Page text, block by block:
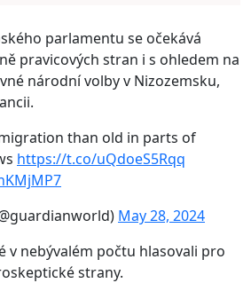
parlamentu se očekává
pravicových stran i s ohledem na
národní volby v Nizozemsku,
than old in parts of
https://t.co/uQdoeS5Rqq
May 28, 2024
v nebývalém počtu hlasovali pro
strany.